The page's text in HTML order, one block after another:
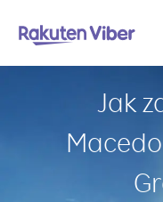
Jak